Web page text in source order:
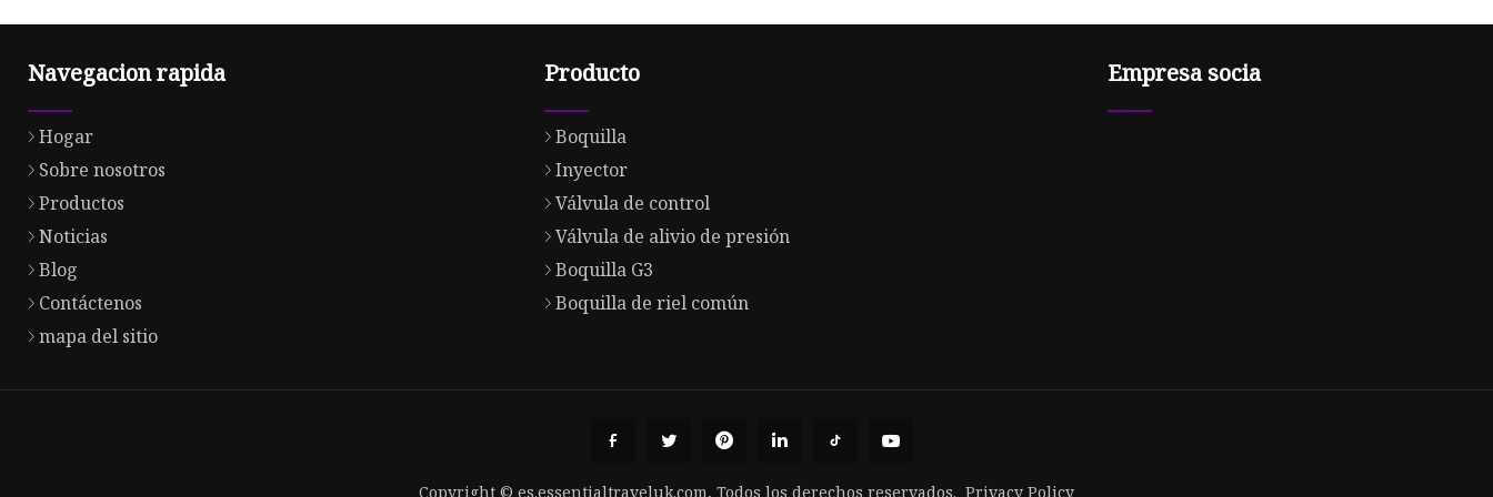
Navegacion rapida
Hogar
Sobre nosotros
Productos
Noticias
Blog
Contáctenos
mapa del sitio
Producto
Boquilla
Inyector
Válvula de control
Válvula de alivio de presión
Boquilla G3
Boquilla de riel común
Empresa socia
Copyright © es.essentialtraveluk.com, Todos los derechos reservados. Privacy Policy